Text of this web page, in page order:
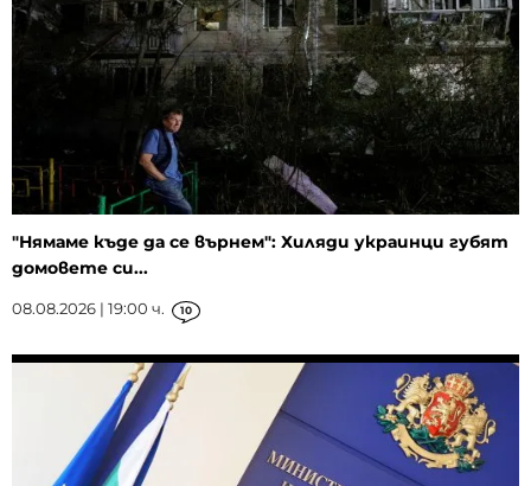
"Нямаме къде да се върнем": Хиляди украинци губят
домовете си...
08.08.2026 | 19:00 ч. 10